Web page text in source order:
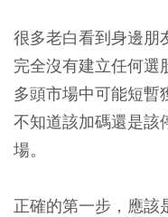
很多老白看到身邊朋
完全沒有建立任何選
多頭市場中可能短暫
不知道該加碼還是該
場。
正確的第一步，應該